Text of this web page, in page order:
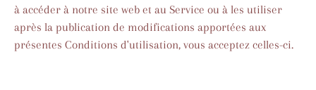
à accéder à notre site web et au Service ou à les utiliser
après la publication de modifications apportées aux
présentes Conditions d'utilisation, vous acceptez celles-ci.